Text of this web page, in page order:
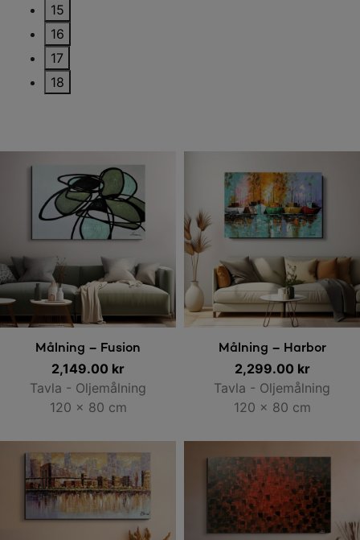
15
16
17
18
Lägg till i varukorg
Målning – Fusion
2,149.00 kr
Tavla - Oljemålning
120 x 80 cm
Lägg till i varukorg
Målning – Harbor
2,299.00 kr
Tavla - Oljemålning
120 x 80 cm